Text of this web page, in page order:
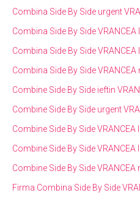
Combina Side By Side urgent
Combina Side By Side VRANCEA
Combina Side By Side
Combina Side By Side
Combine Side By Side ieftin
Combine Side By Side urgent
Combine Side By Side VRANCEA
Combine Side By Side
Combine Side By Side VRANCEA
Firma Combina Side By Side